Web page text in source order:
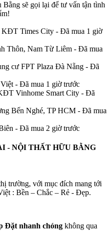
sẽ gọi lại để tư vấn tận tình
!
KĐT Times City - Đã mua 1 giờ
Thôn, Nam Từ Liêm - Đã mua
cư FPT Plaza Đà Nẵng - Đã
- Đã mua 1 giờ trước
Vinhome Smart City - Đã
Bến Nghé, TP HCM - Đã mua
- Đã mua 2 giờ trước
- NỘI THẤT HỮU BẰNG
trường, với mục đích mang tới
: Bền – Chắc – Rẻ - Đẹp.
Đặt nhanh chóng không qua